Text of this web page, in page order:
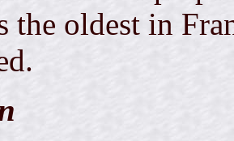
the oldest in